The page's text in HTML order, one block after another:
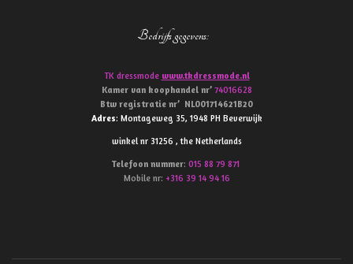
Bedrijfs gegevens:
TK dressmode www.tkdressmode.nl
Kamer van koophandel nr’ 74016628
Btw registratie nr’ NL001714621B20
Adres: Montageweg 35, 1948 PH Beverwijk
winkel nr 31256 , the Netherlands
Telefoon nummer: 015 88 79 871
Mobile nr: +316 39 14 94 16